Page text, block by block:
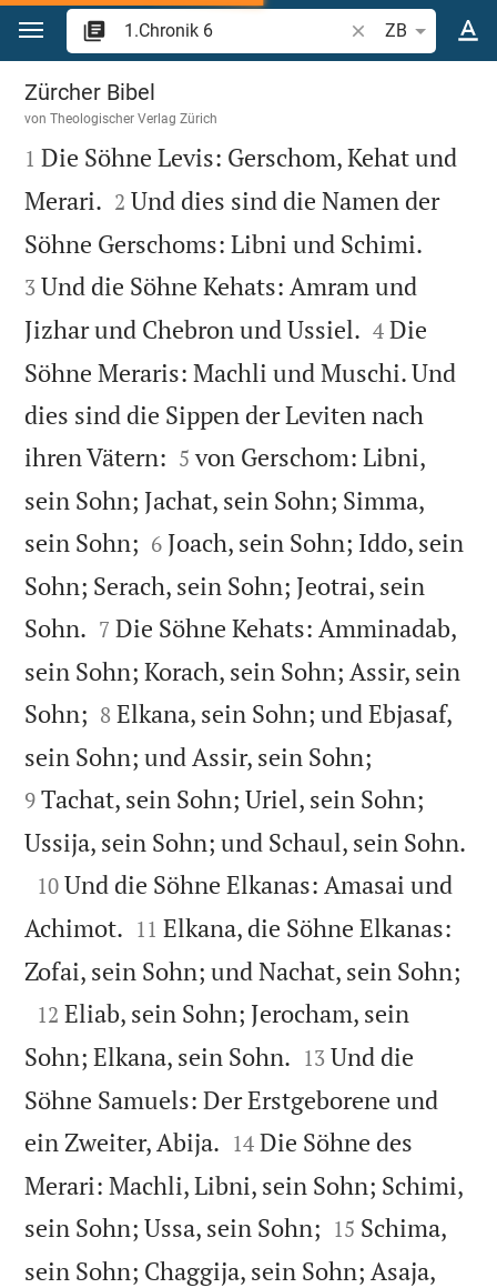
Zum Inhalt springen
Bibelstelle oder
ZB
1.Chronik 6
Zürcher Bibel
vonTheologischer Verlag Zürich

1 Die Söhne Levis: Gerschom, Kehat und
Merari. 

2 Und dies sind die Namen der
Söhne Gerschoms: Libni und Schimi.
3 Und die Söhne Kehats: Amram und
Jizhar und Chebron und Ussiel. 

4 Die
Söhne Meraris: Machli und Muschi. Und
dies sind die Sippen der Leviten nach
ihren Vätern: 

5 von Gerschom: Libni,
sein Sohn; Jachat, sein Sohn; Simma,
sein Sohn; 

6 Joach, sein Sohn; Iddo, sein
Sohn; Serach, sein Sohn; Jeotrai, sein
Sohn. 

7 Die Söhne Kehats: Amminadab,
sein Sohn; Korach, sein Sohn; Assir, sein
Sohn; 

8 Elkana, sein Sohn; und Ebjasaf,
sein Sohn; und Assir, sein Sohn;
9 Tachat, sein Sohn; Uriel, sein Sohn;
Ussija, sein Sohn; und Schaul, sein Sohn.

10 Und die Söhne Elkanas: Amasai und
Achimot. 

11 Elkana, die Söhne Elkanas:
Zofai, sein Sohn; und Nachat, sein Sohn;

12 Eliab, sein Sohn; Jerocham, sein
Sohn; Elkana, sein Sohn. 

13 Und die
Söhne Samuels: Der Erstgeborene und
ein Zweiter, Abija. 

14 Die Söhne des
Merari: Machli, Libni, sein Sohn; Schimi,
sein Sohn; Ussa, sein Sohn; 

15 Schima,
sein Sohn; Chaggija, sein Sohn; Asaja,